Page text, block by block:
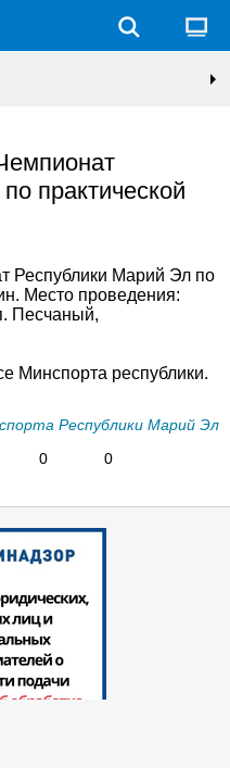
практической
Республики Марий Эл по
Место проведения:
Песчаный,
Минспорта республики.
Республики Марий Эл
0
0